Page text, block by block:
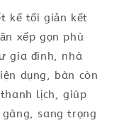
kế tối giản kết
xếp gọn phù
gia đình, nhà
dụng, bàn còn
lịch, giúp
sang trọng